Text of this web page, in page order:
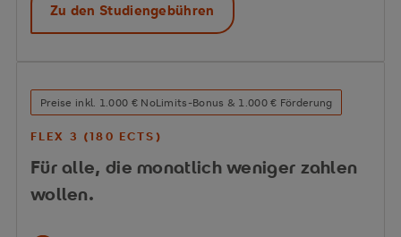
Zu den Studiengebühren
Preise inkl. 1.000 € NoLimits-Bonus & 1.000 € Förderung
FLEX 3 (180 ECTS)
Für alle, die monatlich weniger zahlen
wollen.